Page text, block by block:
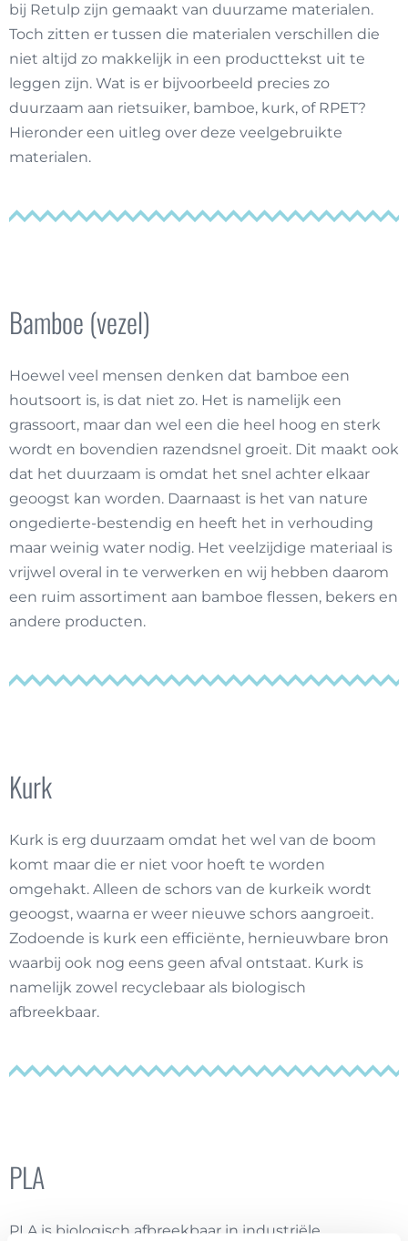
bij Retulp zijn gemaakt van duurzame materialen.
Toch zitten er tussen die materialen verschillen die
niet altijd zo makkelijk in een producttekst uit te
leggen zijn. Wat is er bijvoorbeeld precies zo
duurzaam aan rietsuiker, bamboe, kurk, of RPET?
Hieronder een uitleg over deze veelgebruikte
materialen.
Bamboe (vezel)
Hoewel veel mensen denken dat bamboe een
houtsoort is, is dat niet zo. Het is namelijk een
grassoort, maar dan wel een die heel hoog en sterk
wordt en bovendien razendsnel groeit. Dit maakt ook
dat het duurzaam is omdat het snel achter elkaar
geoogst kan worden. Daarnaast is het van nature
ongedierte-bestendig en heeft het in verhouding
maar weinig water nodig. Het veelzijdige materiaal is
vrijwel overal in te verwerken en wij hebben daarom
een ruim assortiment aan bamboe flessen, bekers en
andere producten.
Kurk
Kurk is erg duurzaam omdat het wel van de boom
komt maar die er niet voor hoeft te worden
omgehakt. Alleen de schors van de kurkeik wordt
geoogst, waarna er weer nieuwe schors aangroeit.
Zodoende is kurk een efficiënte, hernieuwbare bron
waarbij ook nog eens geen afval ontstaat. Kurk is
namelijk zowel recyclebaar als biologisch
afbreekbaar.
PLA
PLA is biologisch afbreekbaar in industriële